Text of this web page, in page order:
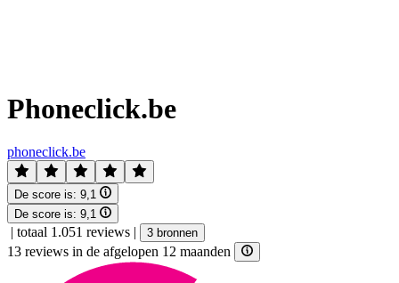
Phoneclick.be
phoneclick.be
De score is: 9,1
De score is: 9,1
| totaal 1.051 reviews | 3 bronnen
13 reviews in de afgelopen 12 maanden